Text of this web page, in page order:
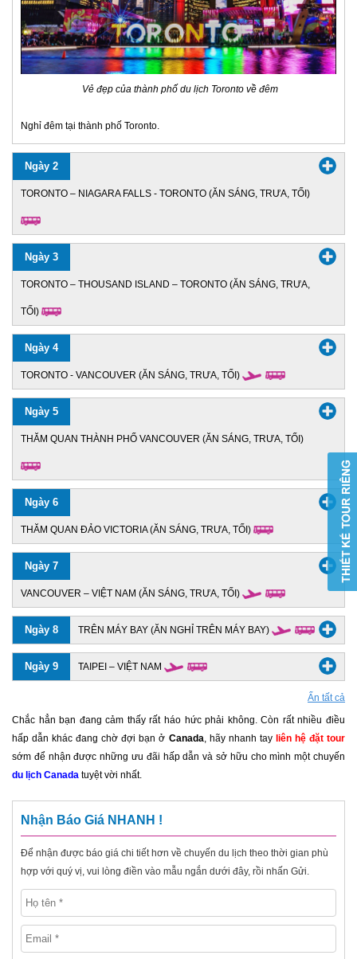
Vẻ đẹp của thành phố du lịch Toronto về đêm
Nghỉ đêm tại thành phố Toronto.
Ngày 2
TORONTO – NIAGARA FALLS - TORONTO (ĂN SÁNG, TRƯA, TỐI)
Ngày 3
TORONTO – THOUSAND ISLAND – TORONTO (ĂN SÁNG, TRƯA,
TỐI)
Ngày 4
TORONTO - VANCOUVER (ĂN SÁNG, TRƯA, TỐI)
Ngày 5
THĂM QUAN THÀNH PHỐ VANCOUVER (ĂN SÁNG, TRƯA, TỐI)
Ngày 6
THĂM QUAN ĐẢO VICTORIA (ĂN SÁNG, TRƯA, TỐI)
Ngày 7
VANCOUVER – VIỆT NAM (ĂN SÁNG, TRƯA, TỐI)
Ngày 8 TRÊN MÁY BAY (ĂN NGHỈ TRÊN MÁY BAY)
Ngày 9 TAIPEI – VIỆT NAM
Ẩn tất cả
Chắc hẳn bạn đang cảm thấy rất háo hức phải không. Còn rất nhiều điều
hấp dẫn khác đang chờ đợi bạn ở Canada, hãy nhanh tay liên hệ đặt tour
sớm để nhận được những ưu đãi hấp dẫn và sở hữu cho mình một chuyến
du lịch Canada tuyệt vời nhất.
Nhận Báo Giá NHANH !
Để nhận được báo giá chi tiết hơn về chuyến du lịch theo thời gian phù
hợp với quý vị, vui lòng điền vào mẫu ngắn dưới đây, rồi nhấn Gửi.